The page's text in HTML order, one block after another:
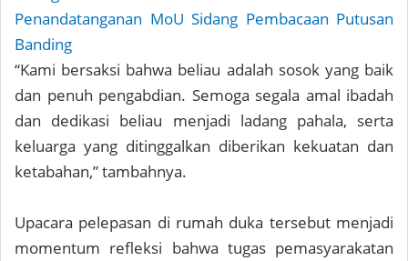
Penandatanganan MoU Sidang Pembacaan Putusan
Banding
“Kami bersaksi bahwa beliau adalah sosok yang baik
dan penuh pengabdian. Semoga segala amal ibadah
dan dedikasi beliau menjadi ladang pahala, serta
keluarga yang ditinggalkan diberikan kekuatan dan
ketabahan,” tambahnya.
Upacara pelepasan di rumah duka tersebut menjadi
momentum refleksi bahwa tugas pemasyarakatan